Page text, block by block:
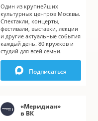
Один из крупнейших
культурных центров Москвы.
Спектакли, концерты,
фестивали, выставки, лекции
и другие актуальные события
каждый день. 80 кружков и
студий для всей семьи.
Подписаться
«Меридиан»
в ВК